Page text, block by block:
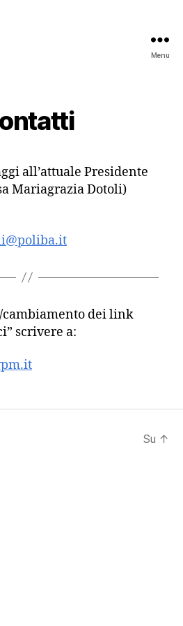
Menu
all’attuale Presidente
Mariagrazia Dotoli)
cambiamento dei link
scrivere a:
Su ↑